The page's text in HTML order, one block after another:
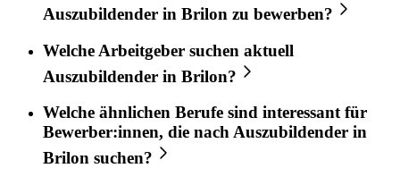
Auszubildender in Brilon zu bewerben?
Welche Arbeitgeber suchen aktuell
Auszubildender in Brilon?
Welche ähnlichen Berufe sind interessant für
Bewerber:innen, die nachAuszubildender in
Brilon suchen?